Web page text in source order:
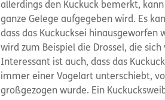
allerdings den Kuckuck bemerkt, kann
ganze Gelege aufgegeben wird. Es
dass das Kuckucksei hinausgeworfen
wird zum Beispiel die Drossel, die
Interessant ist auch, dass das
immer einer Vogelart unterschiebt,
großgezogen wurde. Ein